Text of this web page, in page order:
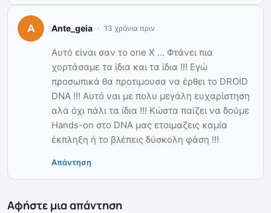
Ante_geia 13 χρόνια πριν
Αυτό είναι σαν το one X … Φτάνει πια
χορτάσαμε τα ίδια και τα ίδια !!! Εγώ
προσωπικά θα προτιμουσα να έρθει το DROID
DNA !!! Αυτό ναι με πολυ μεγάλη ευχαρίστηση
αλά όχι πάλι τα ίδια !!! Κώστα παίζει να δούμε
Hands-on στο DNA μας ετοιμαζεις καμία
έκπληξη ή το βλέπεις δύσκολη φάση !!!
Απάντηση
Αφήστε μια απάντηση